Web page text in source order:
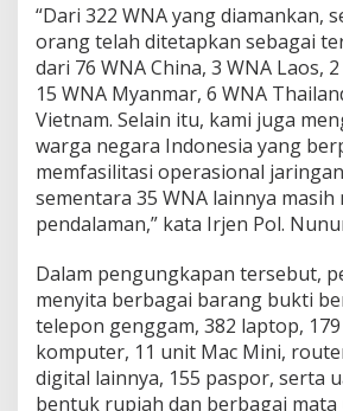
“Dari 322 WNA yang diamankan,
orang telah ditetapkan sebagai
dari 76 WNA China, 3 WNA Laos,
15 WNA Myanmar, 6 WNA
Vietnam. Selain itu, kami juga
warga negara Indonesia yang
memfasilitasi operasional
sementara 35 WNA lainnya masih
pendalaman,” kata Irjen Pol.
Dalam pengungkapan tersebut,
menyita berbagai barang bukti
telepon genggam, 382 laptop,
komputer, 11 unit Mac Mini,
digital lainnya, 155 paspor, serta
bentuk rupiah dan berbagai mata